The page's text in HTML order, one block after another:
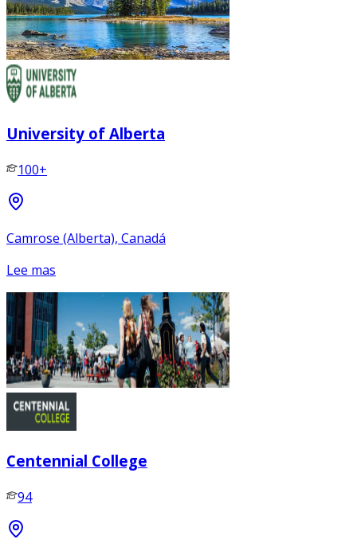
University of Alberta
100+
Camrose (Alberta), Canadá
Lee mas
Centennial College
94